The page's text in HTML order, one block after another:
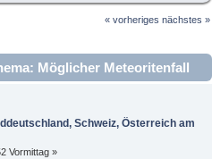
« vorheriges nächstes »
Möglicher Meteoritenfall
am 1.3.2008???
Schweiz, Österreich am
Vormittag »